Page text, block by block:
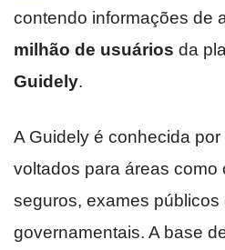
contendo informações de
milhão de usuários da
Guidely.
A Guidely é conhecida
voltados para áreas como
seguros, exames
governamentais. A base